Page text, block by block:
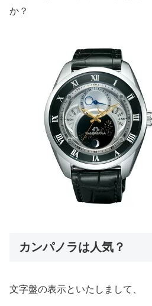
か？
カンパノラは人気？
文字盤の表示といたしまして、